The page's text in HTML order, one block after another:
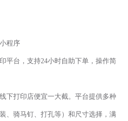
程序
平台，支持24小时自助下单，操作简
下打印店便宜一大截。平台提供多种
、骑马钉、打孔等）和尺寸选择，满